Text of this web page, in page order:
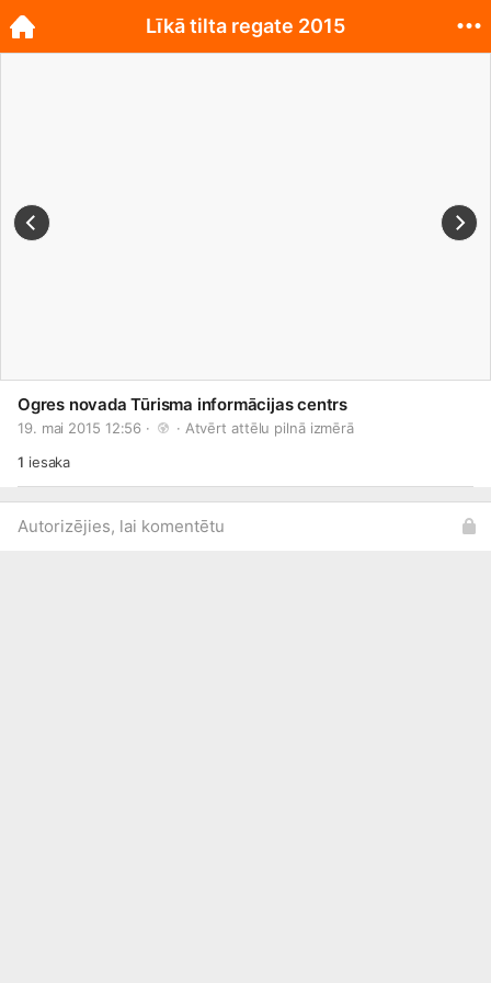
Ogres novada Tūrisma informācijas centrs
19. mai 2015 12:56 · · Atvērt attēlu pilnā izmērā
1 iesaka
Autorizējies, lai komentētu
Līkā tilta regate 2015